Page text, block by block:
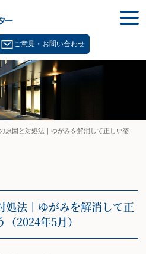
ご意見・お問い合わせ
原因と対処法｜ゆがみを解消して正しい姿
処法｜ゆがみを解消して正
2024年5月）